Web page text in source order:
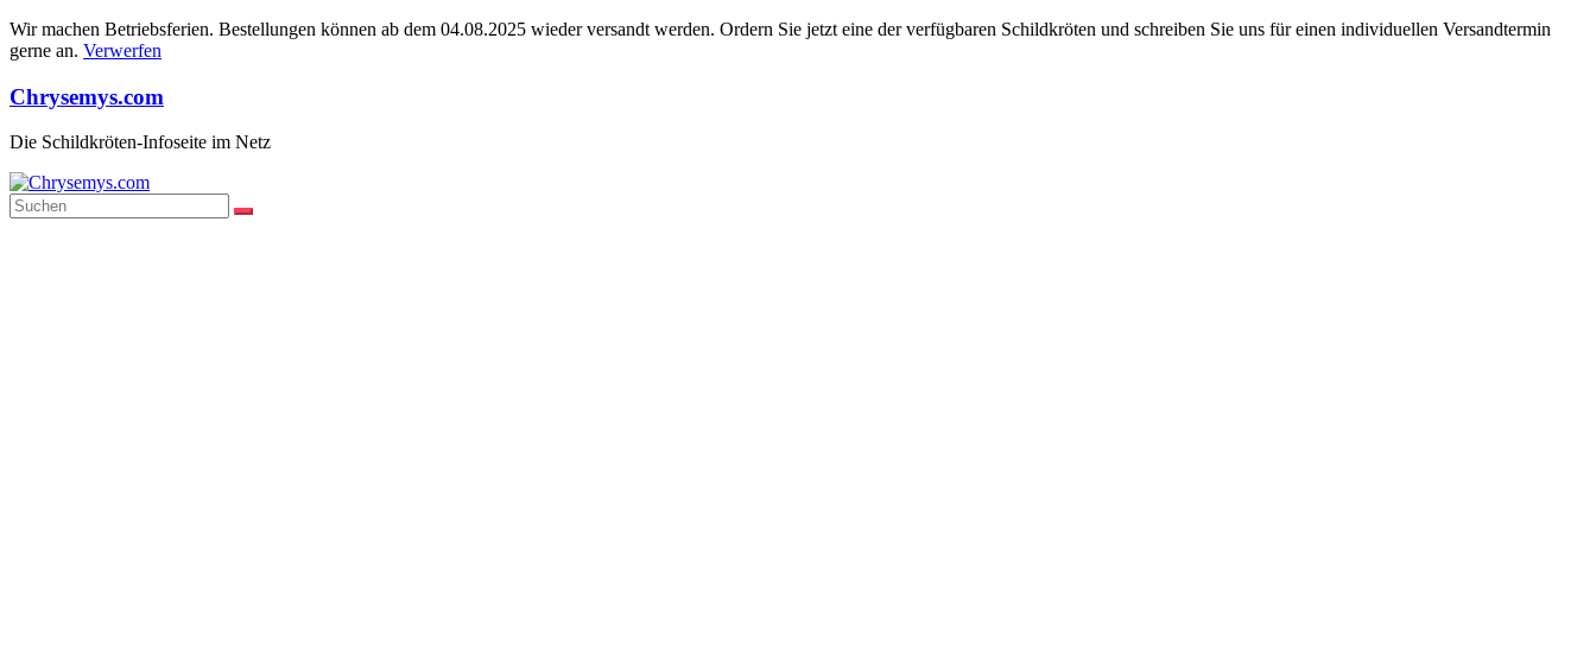
Wir machen Betriebsferien. Bestellungen können ab dem 04.08.2025 wieder versandt werden. Ordern Sie jetzt eine der verfügbaren Schildkröten und schreiben Sie uns für einen individuellen Versandtermin
gerne an. Verwerfen
Zum
Inhalt
springen
Chrysemys.com
Die Schildkröten-Infoseite im Netz